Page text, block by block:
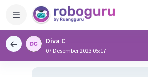
Diva C
07 Desember 2023 05:17